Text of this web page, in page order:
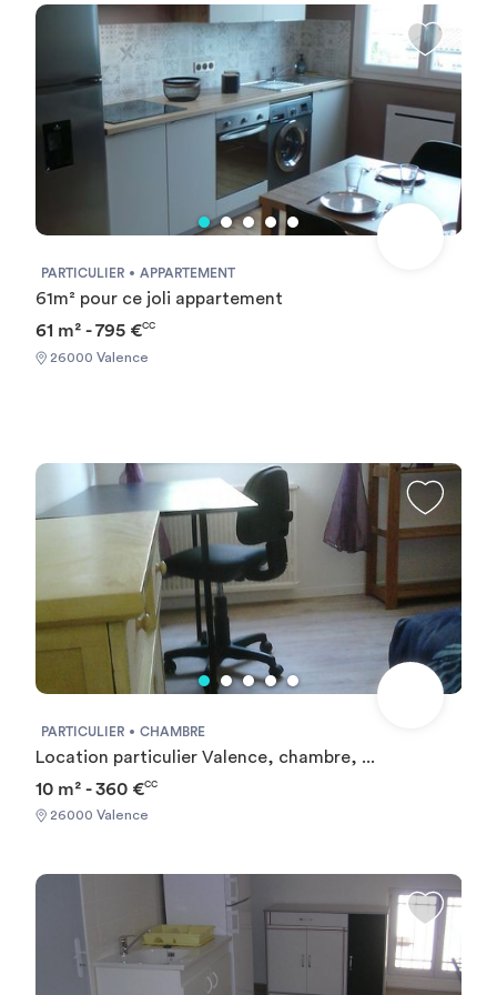
appartements sont meublés équipés et décorés : Le
mobilier : un lit une ou deux places suivant la superficie,
chevet, bureau, une bibliothèque, une table, deux chaises .
La kitchenette est équipée de plaques chauffantes, d'un
réfrigérateur, d'un four micro onde et d'un kit vaisselle
complet. Une paire de draps, une grande serviette et une
serviette de toilette sont fournis. L’entretien du linge et de
l’appartement est à la charge du locataire.
PARTICULIER APPARTEMENT
61m² pour ce joli appartement
61 m² - 795 €CC
26000 Valence
PARTICULIER CHAMBRE
Location particulier Valence, chambre, ...
10 m² - 360 €CC
26000 Valence